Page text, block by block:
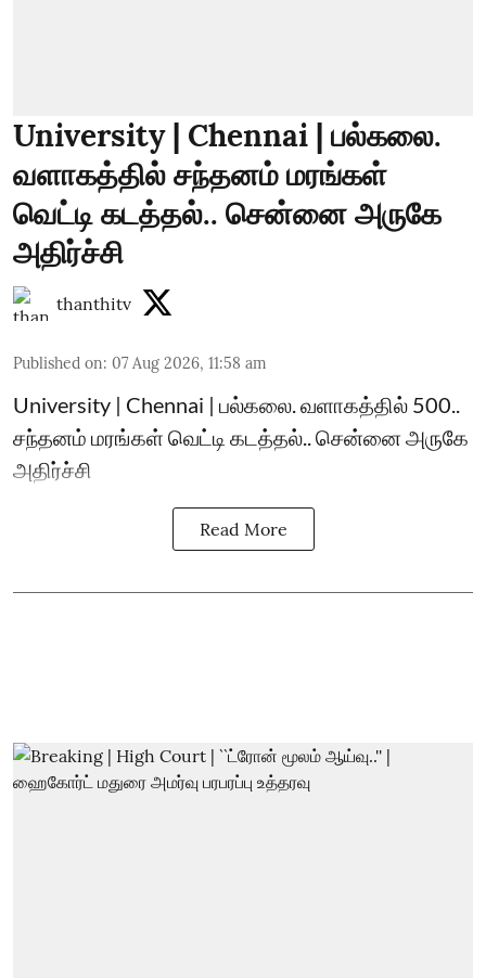
University | Chennai | பல்கலை.
வளாகத்தில் சந்தனம் மரங்கள்
வெட்டி கடத்தல்.. சென்னை அருகே
அதிர்ச்சி
thanthitv
Published on: 07 Aug 2026, 11:58 am
University | Chennai | பல்கலை. வளாகத்தில் 500..
சந்தனம் மரங்கள் வெட்டி கடத்தல்.. சென்னை அருகே
அதிர்ச்சி
Read More